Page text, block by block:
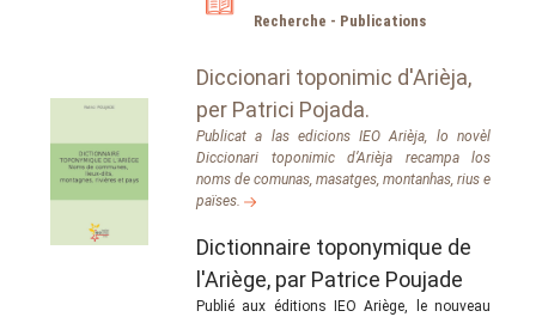
Recherche - Publications
Diccionari toponimic d'Arièja,
per Patrici Pojada.
Publicat a las edicions IEO Arièja, lo novèl
Diccionari toponimic d’Arièja recampa los
noms de comunas, masatges, montanhas, rius e
païses.
Dictionnaire toponymique de
l'Ariège, par Patrice Poujade
Publié aux éditions IEO Ariège, le nouveau